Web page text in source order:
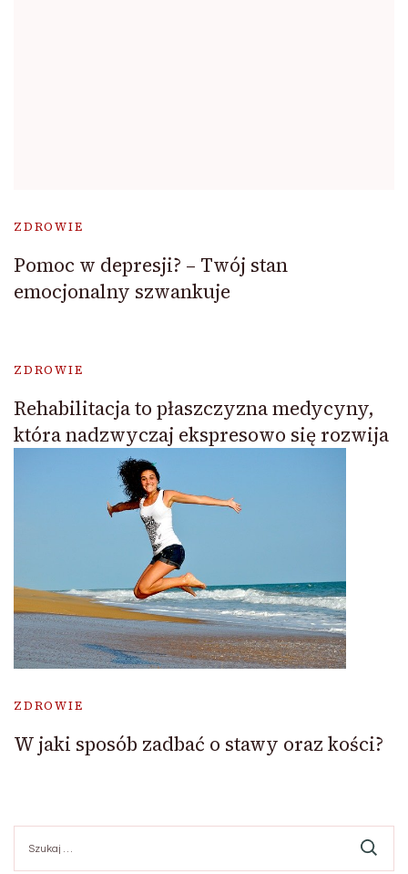
ZDROWIE
Pomoc w depresji? – Twój stan
emocjonalny szwankuje
ZDROWIE
Rehabilitacja to płaszczyzna medycyny,
która nadzwyczaj ekspresowo się rozwija
ZDROWIE
W jaki sposób zadbać o stawy oraz kości?